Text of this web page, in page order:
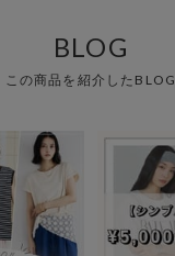
BLOG
この商品を紹介したBLOG